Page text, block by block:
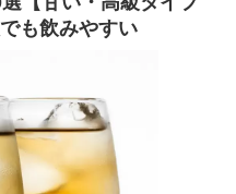
も飲みやすい